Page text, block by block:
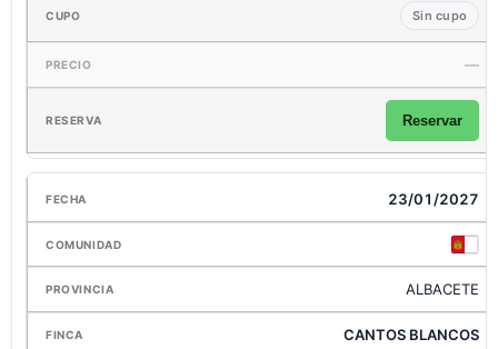
Sin cupo
—
Reservar
23/01/2027
ALBACETE
CANTOS BLANCOS